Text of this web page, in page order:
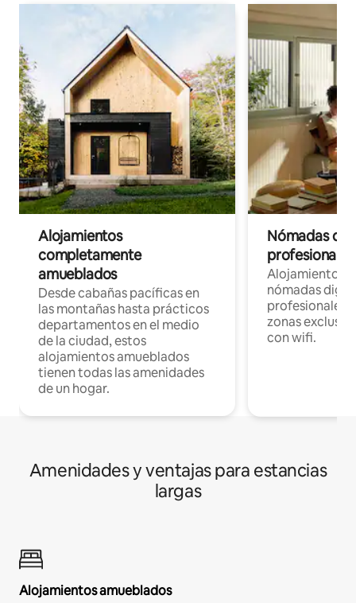
Alojamientos
completamente
amueblados
Desde cabañas pacíficas en
las montañas hasta prácticos
departamentos en el medio
de la ciudad, estos
alojamientos amueblados
tienen todas las amenidades
de un hogar.
Nómadas
Alojamientos
nómadas
profesionales
zonas
con wifi.
Amenidades y ventajas para estancias
largas
Alojamientos amueblados